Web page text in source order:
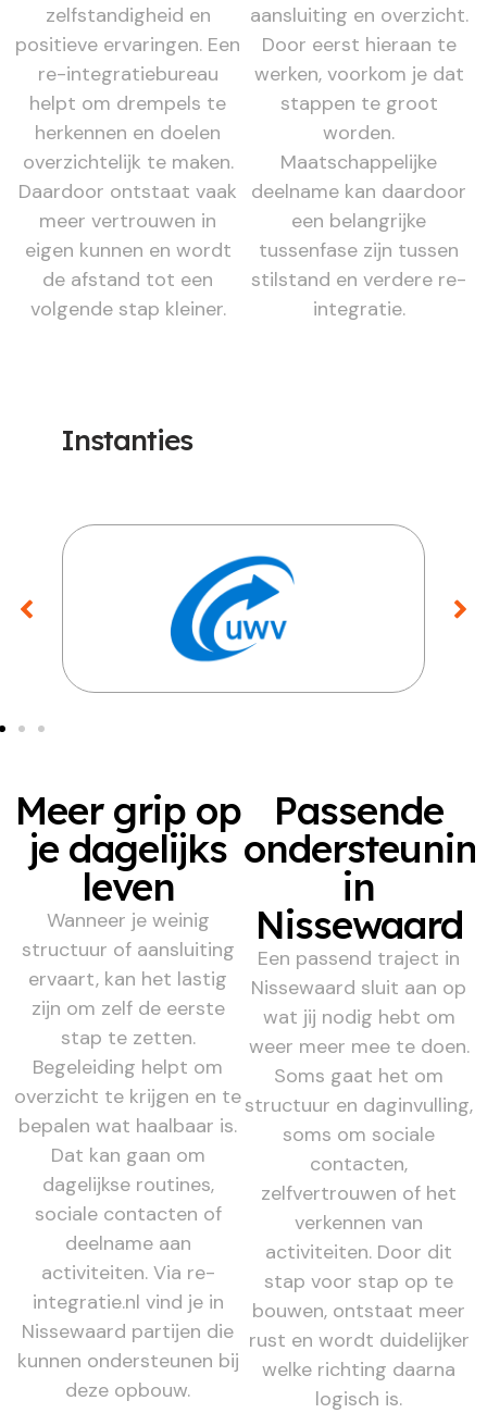
zelfstandigheid en
positieve ervaringen. Een
re-integratiebureau
helpt om drempels te
herkennen en doelen
overzichtelijk te maken.
Daardoor ontstaat vaak
meer vertrouwen in
eigen kunnen en wordt
de afstand tot een
volgende stap kleiner.
aansluiting en overzicht.
Door eerst hieraan te
werken, voorkom je dat
stappen te groot
worden.
Maatschappelijke
deelname kan daardoor
een belangrijke
tussenfase zijn tussen
stilstand en verdere re-
integratie.
Instanties
Meer grip op
je dagelijks
leven
Wanneer je weinig
structuur of aansluiting
ervaart, kan het lastig
zijn om zelf de eerste
stap te zetten.
Begeleiding helpt om
overzicht te krijgen en te
bepalen wat haalbaar is.
Dat kan gaan om
dagelijkse routines,
sociale contacten of
deelname aan
activiteiten. Via re-
integratie.nl vind je in
Nissewaard partijen die
kunnen ondersteunen bij
deze opbouw.
Passende
in
Nissewaard
Een passend traject in
Nissewaard sluit aan op
wat jij nodig hebt om
weer meer mee te doen.
Soms gaat het om
structuur en daginvulling,
soms om sociale
contacten,
zelfvertrouwen of het
verkennen van
activiteiten. Door dit
stap voor stap op te
bouwen, ontstaat meer
rust en wordt duidelijker
welke richting daarna
logisch is.